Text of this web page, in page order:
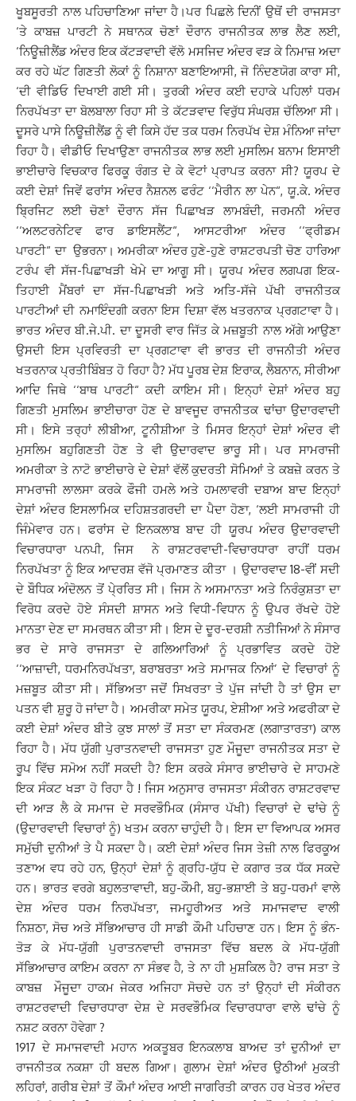
ਖੂਬਸੂਰਤੀ ਨਾਲ ਪਹਿਚਾਣਿਆ ਜਾਂਦਾ ਹੈ।ਪਰ ਪਿਛਲੇ ਦਿਨੀਂ ਉਥੋਂ ਦੀ ਰਾਜਸਤਾ
‘ਤੇ ਕਾਬਜ਼ ਪਾਰਟੀ ਨੇ ਸਥਾਨਕ ਚੋਣਾਂ ਦੌਰਾਨ ਰਾਜਨੀਤਕ ਲਾਭ ਲੈਣ ਲਈ,
‘ਨਿਊਜ਼ੀਲੈਂਡ ਅੰਦਰ ਇਕ ਕੱਟੜਵਾਦੀ ਵੱਲੋ ਮਸਜਿਦ ਅੰਦਰ ਵੜ ਕੇ ਨਿਮਾਜ਼ ਅਦਾ
ਕਰ ਰਹੇ ਘੱਟ ਗਿਣਤੀ ਲੋਕਾਂ ਨੂੰ ਨਿਸ਼ਾਨਾ ਬਣਾਇਆਸੀ, ਜੋ ਨਿੰਦਣਯੋਗ ਕਾਰਾ ਸੀ,
‘ਦੀ ਵੀਡਿਓ ਦਿਖਾਈ ਗਈ ਸੀ। ਤੁਰਕੀ ਅੰਦਰ ਕਈ ਦਹਾਕੇ ਪਹਿਲਾਂ ਧਰਮ
ਨਿਰਪੱਖਤਾ ਦਾ ਬੋਲਬਾਲਾ ਰਿਹਾ ਸੀ ਤੇ ਕੱਟੜਵਾਦ ਵਿਰੁੱਧ ਸੰਘਰਸ਼ ਚੱਲਿਆ ਸੀ।
ਦੂਸਰੇ ਪਾਸੇ ਨਿਊਜ਼ੀਲੈਂਡ ਨੂੰ ਵੀ ਕਿਸੇ ਹੱਦ ਤਕ ਧਰਮ ਨਿਰਪੱਖ ਦੇਸ਼ ਮੰਨਿਆ ਜਾਂਦਾ
ਰਿਹਾ ਹੈ। ਵੀਡੀਓ ਦਿਖਾਉਣਾ ਰਾਜਨੀਤਕ ਲਾਭ ਲਈ ਮੁਸਲਿਮ ਬਨਾਮ ਇਸਾਈ
ਭਾਈਚਾਰੇ ਵਿਚਕਾਰ ਫਿਰਕੂ ਰੰਗਤ ਦੇ ਕੇ ਵੋਟਾਂ ਪ੍ਰਾਪਤ ਕਰਨਾ ਸੀ? ਯੂਰਪ ਦੇ
ਕਈ ਦੇਸ਼ਾਂ ਜਿਵੇਂ ਫਰਾਂਸ ਅੰਦਰ ਨੈਸ਼ਨਲ ਫਰੰਟ ‘‘ਮੈਰੀਨ ਲਾ ਪੇਨ“, ਯੂ.ਕੇ. ਅੰਦਰ
ਬ੍ਰਿਜਿਟ ਲਈ ਚੋਣਾਂ ਦੌਰਾਨ ਸੱਜ ਪਿਛਾਖੜ ਲਾਮਬੰਦੀ, ਜਰਮਨੀ ਅੰਦਰ
‘‘ਅਲਟਰਨੇਟਿਵ ਫਾਰ ਡਾਇਸਲੈਂਟ“, ਆਸਟਰੀਆ ਅੰਦਰ ‘‘ਫ੍ਰੀਡਮ
ਪਾਰਟੀ“ ਦਾ ਉਭਰਨਾ। ਅਮਰੀਕਾ ਅੰਦਰ ਹੁਣੇ-ਹੁਣੇ ਰਾਸ਼ਟਰਪਤੀ ਚੋਣ ਹਾਰਿਆ
ਟਰੰਪ ਵੀ ਸੱਜ-ਪਿਛਾਖੜੀ ਖੇਮੇ ਦਾ ਆਗੂ ਸੀ। ਯੂਰਪ ਅੰਦਰ ਲਗਪਗ ਇਕ-
ਤਿਹਾਈ ਮੈਂਬਰਾਂ ਦਾ ਸੱਜ-ਪਿਛਾਖੜੀ ਅਤੇ ਅਤਿ-ਸੱਜੇ ਪੱਖੀ ਰਾਜਨੀਤਕ
ਪਾਰਟੀਆਂ ਦੀ ਨਮਾਇੰਦਗੀ ਕਰਨਾ ਇਸ ਦਿਸ਼ਾ ਵੱਲ ਖਤਰਨਾਕ ਪ੍ਰਗਟਾਵਾ ਹੈ।
ਭਾਰਤ ਅੰਦਰ ਬੀ.ਜੇ.ਪੀ. ਦਾ ਦੂਸਰੀ ਵਾਰ ਜਿੱਤ ਕੇ ਮਜ਼ਬੂਤੀ ਨਾਲ ਅੱਗੇ ਆਉਣਾ
ਉਸਦੀ ਇਸ ਪ੍ਰਵਿਰਤੀ ਦਾ ਪ੍ਰਗਟਾਵਾ ਵੀ ਭਾਰਤ ਦੀ ਰਾਜਨੀਤੀ ਅੰਦਰ
ਖਤਰਨਾਕ ਪ੍ਰਤੀਬਿੰਬਤ ਹੋ ਰਿਹਾ ਹੈ? ਮੱਧ ਪੂਰਬ ਦੇਸ਼ ਇਰਾਕ, ਲੈਬਨਾਨ, ਸੀਰੀਆ
ਆਦਿ ਜਿਥੇ ‘‘ਬਾਥ ਪਾਰਟੀ“ ਕਦੀ ਕਾਇਮ ਸੀ। ਇਨ੍ਹਾਂ ਦੇਸ਼ਾਂ ਅੰਦਰ ਬਹੁ
ਗਿਣਤੀ ਮੁਸਲਿਮ ਭਾਈਚਾਰਾ ਹੋਣ ਦੇ ਬਾਵਜੂਦ ਰਾਜਨੀਤਕ ਢਾਂਚਾ ਉਦਾਰਵਾਦੀ
ਸੀ। ਇਸੇ ਤਰ੍ਹਾਂ ਲੀਬੀਆ, ਟੂਨੀਸ਼ੀਆ ਤੇ ਮਿਸਰ ਇਨ੍ਹਾਂ ਦੇਸ਼ਾਂ ਅੰਦਰ ਵੀ
ਮੁਸਲਿਮ ਬਹੁਗਿਣਤੀ ਹੋਣ ਤੇ ਵੀ ਉਦਾਰਵਾਦ ਭਾਰੂ ਸੀ। ਪਰ ਸਾਮਰਾਜੀ
ਅਮਰੀਕਾ ਤੇ ਨਾਟੋ ਭਾਈਚਾਰੇ ਦੇ ਦੇਸ਼ਾਂ ਵੱਲੋਂ ਕੁਦਰਤੀ ਸੋਮਿਆਂ ਤੇ ਕਬਜ਼ੇ ਕਰਨ ਤੇ
ਸਾਮਰਾਜੀ ਲਾਲਸਾ ਕਰਕੇ ਫੌਜੀ ਹਮਲੇ ਅਤੇ ਹਮਲਾਵਰੀ ਦਬਾਅ ਬਾਦ ਇਨ੍ਹਾਂ
ਦੇਸ਼ਾਂ ਅੰਦਰ ਇਸਲਾਮਿਕ ਦਹਿਸ਼ਤਗਰਦੀ ਦਾ ਪੈਦਾ ਹੋਣਾ, ‘ਲਈ ਸਾਮਰਾਜੀ ਹੀ
ਜਿੰਮੇਵਾਰ ਹਨ। ਫਰਾਂਸ ਦੇ ਇਨਕਲਾਬ ਬਾਦ ਹੀ ਯੂਰਪ ਅੰਦਰ ਉਦਾਰਵਾਦੀ
ਵਿਚਾਰਧਾਰਾ ਪਨਪੀ, ਜਿਸ ਨੇ ਰਾਸ਼ਟਰਵਾਦੀ-ਵਿਚਾਰਧਾਰਾ ਰਾਹੀਂ ਧਰਮ
ਨਿਰਪੱਖਤਾ ਨੂੰ ਇਕ ਆਦਰਸ਼ ਵੱਜੋ ਪ੍ਰਮਾਣਤ ਕੀਤਾ । ਉਦਾਰਵਾਦ 18-ਵੀਂ ਸਦੀ
ਦੇ ਬੌਧਿਕ ਅੰਦੋਲਨ ਤੋਂ ਪੇ੍ਰਰਿਤ ਸੀ। ਜਿਸ ਨੇ ਅਸਮਾਨਤਾ ਅਤੇ ਨਿਰੰਕੁਸ਼ਤਾ ਦਾ
ਵਿਰੋਧ ਕਰਦੇ ਹੋਏ ਸੰਸਦੀ ਸ਼ਾਸਨ ਅਤੇ ਵਿਧੀ-ਵਿਧਾਨ ਨੂੰ ਉਪਰ ਰੱਖਦੇ ਹੋਏ
ਮਾਨਤਾ ਦੇਣ ਦਾ ਸਮਰਥਨ ਕੀਤਾ ਸੀ। ਇਸ ਦੇ ਦੂਰ-ਦਰਸ਼ੀ ਨਤੀਜਿਆਂ ਨੇ ਸੰਸਾਰ
ਭਰ ਦੇ ਸਾਰੇ ਰਾਜਸਤਾ ਦੇ ਗਲਿਆਰਿਆਂ ਨੂੰ ਪ੍ਰਭਾਵਿਤ ਕਰਦੇ ਹੋਏ
‘‘ਆਜ਼ਾਦੀ, ਧਰਮਨਿਰਪੱਖਤਾ, ਬਰਾਬਰਤਾ ਅਤੇ ਸਮਾਜਕ ਨਿਆਂ’ ਦੇ ਵਿਚਾਰਾਂ ਨੂੰ
ਮਜ਼ਬੂਤ ਕੀਤਾ ਸੀ। ਸੱਭਿਅਤਾ ਜਦੋਂ ਸਿਖਰਤਾ ਤੇ ਪੁੱਜ ਜਾਂਦੀ ਹੈ ਤਾਂ ਉਸ ਦਾ
ਪਤਨ ਵੀ ਸ਼ੁਰੂ ਹੋ ਜਾਂਦਾ ਹੈ। ਅਮਰੀਕਾ ਸਮੇਤ ਯੂਰਪ, ਏਸ਼ੀਆ ਅਤੇ ਅਫਰੀਕਾ ਦੇ
ਕਈ ਦੇਸ਼ਾਂ ਅੰਦਰ ਬੀਤੇ ਕੁਝ ਸਾਲਾਂ ਤੋਂ ਸਤਾ ਦਾ ਸੰਕਰਮਣ (ਲਗਾਤਾਰਤਾ) ਕਾਲ
ਰਿਹਾ ਹੈ। ਮੱਧ ਯੁੱਗੀ ਪੁਰਾਤਨਵਾਦੀ ਰਾਜਸਤਾ ਹੁਣ ਮੌਜੂਦਾ ਰਾਜਨੀਤਕ ਸਤਾ ਦੇ
ਰੂਪ ਵਿੱਚ ਸਮੋਅ ਨਹੀਂ ਸਕਦੀ ਹੈ? ਇਸ ਕਰਕੇ ਸੰਸਾਰ ਭਾਈਚਾਰੇ ਦੇ ਸਾਹਮਣੇ
ਇਕ ਸੰਕਟ ਖੜਾ ਹੋ ਰਿਹਾ ਹੈ ! ਜਿਸ ਅਨੁਸਾਰ ਰਾਜਸਤਾ ਸੰਕੀਰਨ ਰਾਸ਼ਟਰਵਾਦ
ਦੀ ਆੜ ਲੈ ਕੇ ਸਮਾਜ ਦੇ ਸਰਵਭੌਮਿਕ (ਸੰਸਾਰ ਪੱਖੀ) ਵਿਚਾਰਾਂ ਦੇ ਢਾਂਚੇ ਨੂੰ
(ਉਦਾਰਵਾਦੀ ਵਿਚਾਰਾਂ ਨੂੰ) ਖਤਮ ਕਰਨਾ ਚਾਹੁੰਦੀ ਹੈ। ਇਸ ਦਾ ਵਿਆਪਕ ਅਸਰ
ਸਮੁੱਚੀ ਦੁਨੀਆਂ ਤੇ ਪੈ ਸਕਦਾ ਹੈ। ਕਈ ਦੇਸ਼ਾਂ ਅੰਦਰ ਜਿਸ ਤੇਜ਼ੀ ਨਾਲ ਫਿਰਕੂਅ
ਤਣਾਅ ਵਧ ਰਹੇ ਹਨ, ਉਨ੍ਹਾਂ ਦੇਸ਼ਾਂ ਨੂੰ ਗ੍ਰਹਿ-ਯੁੱਧ ਦੇ ਕਗਾਰ ਤਕ ਧੱਕ ਸਕਦੇ
ਹਨ। ਭਾਰਤ ਵਰਗੇ ਬਹੁਲਤਾਵਾਦੀ, ਬਹੁ-ਕੌਮੀ, ਬਹੁ-ਭਸ਼ਾਈ ਤੇ ਬਹੁ-ਧਰਮਾਂ ਵਾਲੇ
ਦੇਸ਼ ਅੰਦਰ ਧਰਮ ਨਿਰਪੱਖਤਾ, ਜਮਹੂਰੀਅਤ ਅਤੇ ਸਮਾਜਵਾਦ ਵਾਲੀ
ਨਿਸ਼ਠਾ, ਸੋਚ ਅਤੇ ਸੱਭਿਆਚਾਰ ਹੀ ਸਾਡੀ ਕੌਮੀ ਪਹਿਚਾਣ ਹਨ। ਇਸ ਨੂੰ ਭੰਨ-
ਤੋੜ ਕੇ ਮੱਧ-ਯੁੱਗੀ ਪੁਰਾਤਨਵਾਦੀ ਰਾਜਸਤਾ ਵਿੱਚ ਬਦਲ ਕੇ ਮੱਧ-ਯੁੱਗੀ
ਸੱਭਿਆਚਾਰ ਕਾਇਮ ਕਰਨਾ ਨਾ ਸੰਭਵ ਹੈ, ਤੇ ਨਾ ਹੀ ਮੁਸ਼ਕਿਲ ਹੈ? ਰਾਜ ਸਤਾ ਤੇ
ਕਾਬਜ਼ ਮੌਜੂਦਾ ਹਾਕਮ ਜੇਕਰ ਅਜਿਹਾ ਸੋਚਦੇ ਹਨ ਤਾਂ ਉਨ੍ਹਾਂ ਦੀ ਸੰਕੀਰਨ
ਰਾਸ਼ਟਰਵਾਦੀ ਵਿਚਾਰਧਾਰਾ ਦੇਸ਼ ਦੇ ਸਰਵਭੌਮਿਕ ਵਿਚਾਰਧਾਰਾ ਵਾਲੇ ਢਾਂਚੇ ਨੂੰ
ਨਸ਼ਟ ਕਰਨਾ ਹੋਵੇਗਾ ?
1917 ਦੇ ਸਮਾਜਵਾਦੀ ਮਹਾਨ ਅਕਤੂਬਰ ਇਨਕਲਾਬ ਬਾਅਦ ਤਾਂ ਦੁਨੀਆਂ ਦਾ
ਰਾਜਨੀਤਕ ਨਕਸ਼ਾ ਹੀ ਬਦਲ ਗਿਆ। ਗੁਲਾਮ ਦੇਸ਼ਾਂ ਅੰਦਰ ਉਠੀਆਂ ਮੁਕਤੀ
ਲਹਿਰਾਂ, ਗਰੀਬ ਦੇਸ਼ਾਂ ਤੋਂ ਕੌਮਾਂ ਅੰਦਰ ਆਈ ਜਾਗਰਿਤੀ ਕਾਰਨ ਹਰ ਖੇਤਰ ਅੰਦਰ